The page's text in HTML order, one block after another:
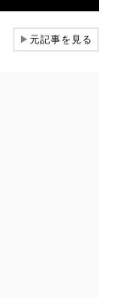
▶元記事を見る